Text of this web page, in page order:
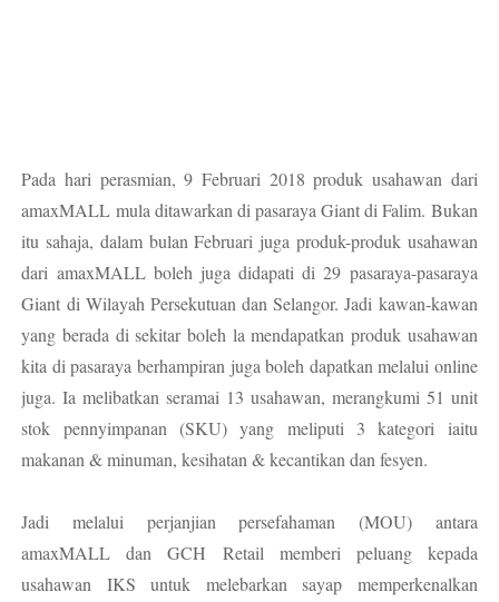
Pada hari perasmian, 9 Februari 2018 produk usahawan dari
amaxMALL mula ditawarkan di pasaraya Giant di Falim. Bukan
itu sahaja, dalam bulan Februari juga produk-produk usahawan
dari amaxMALL boleh juga didapati di 29 pasaraya-pasaraya
Giant di Wilayah Persekutuan dan Selangor. Jadi kawan-kawan
yang berada di sekitar boleh la mendapatkan produk usahawan
kita di pasaraya berhampiran juga boleh dapatkan melalui online
juga. Ia melibatkan seramai 13 usahawan, merangkumi 51 unit
stok pennyimpanan (SKU) yang meliputi 3 kategori iaitu
makanan & minuman, kesihatan & kecantikan dan fesyen.
Jadi melalui perjanjian persefahaman (MOU) antara
amaxMALL dan GCH Retail memberi peluang kepada
usahawan IKS untuk melebarkan sayap memperkenalkan